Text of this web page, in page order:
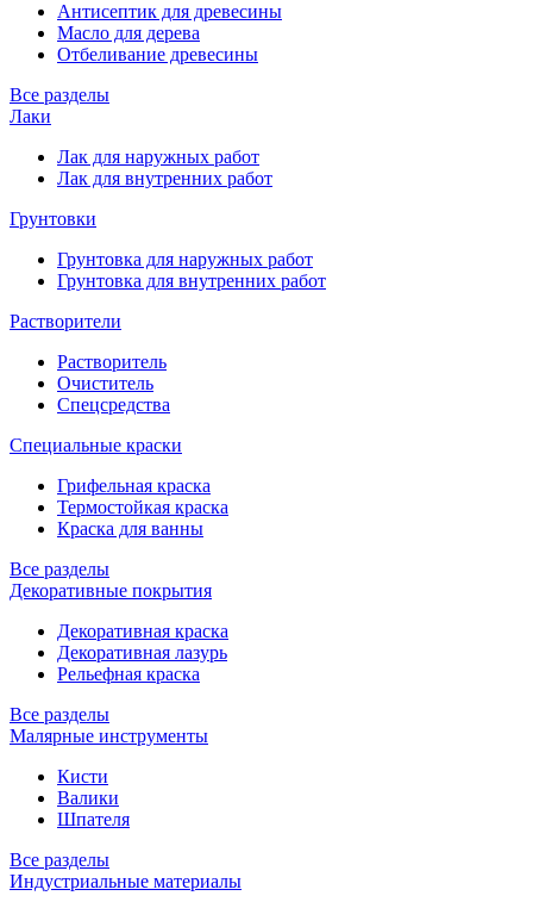
Антисептик для древесины
Масло для дерева
Отбеливание древесины
Все разделы
Лаки
Лак для наружных работ
Лак для внутренних работ
Грунтовки
Грунтовка для наружных работ
Грунтовка для внутренних работ
Растворители
Растворитель
Очиститель
Спецсредства
Специальные краски
Грифельная краска
Термостойкая краска
Краска для ванны
Все разделы
Декоративные покрытия
Декоративная краска
Декоративная лазурь
Рельефная краска
Все разделы
Малярные инструменты
Кисти
Валики
Шпателя
Все разделы
Индустриальные материалы